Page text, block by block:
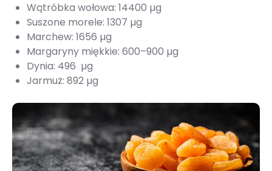
Wątróbka wołowa: 14400 µg
Suszone morele: 1307 µg
Marchew: 1656 µg
Margaryny miękkie: 600–900 µg
Dynia: 496 µg
Jarmuż: 892 µg